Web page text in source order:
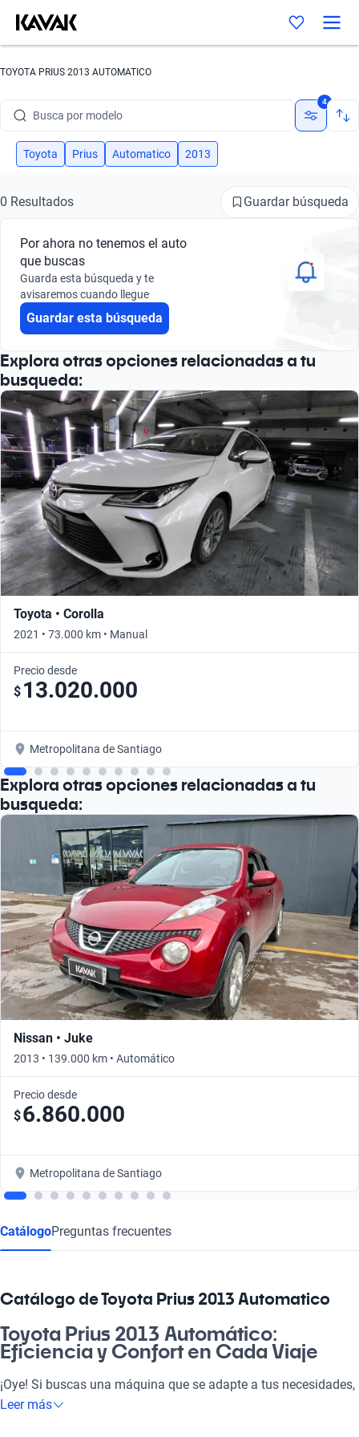
TOYOTA PRIUS 2013 AUTOMATICO
Busca por modelo
Busca por versión
Busca por marca
Busca por modelo
Busca por versión
4
Toyota Prius Automatico 2013
0 Resultados Guardar búsqueda
Por ahora no tenemos el auto
que buscas
Guarda esta búsqueda y te
avisaremos cuando llegue
Guardar esta búsqueda
Explora otras opciones relacionadas a tu
busqueda:
Toyota • Corolla
2021 • 73.000 km • Manual
Precio desde
$ 13.020.000
Metropolitana de Santiago
Explora otras opciones relacionadas a tu
busqueda:
Nissan • Juke
2013 • 139.000 km • Automático
Precio desde
$6.860.000
Metropolitana de Santiago
CatálogoPreguntas frecuentes
Catálogo de Toyota Prius 2013 Automatico
Toyota Prius 2013 Automático:
Eficiencia y Confort en Cada Viaje
¡Oye! Si buscas una máquina que se adapte a tus necesidades,
el Toyota Prius 2013 Automático es lo que necesitas. Gracias a
Leer más